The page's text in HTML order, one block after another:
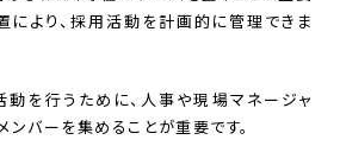
により、採用活動を計画的に管理できま
を行うために、人事や現場マネージャ
バーを集めることが重要です。